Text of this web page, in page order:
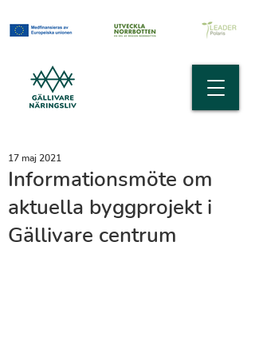
Informationsmöte om
aktuella byggprojekt i
Gällivare centrum
17 maj 2021